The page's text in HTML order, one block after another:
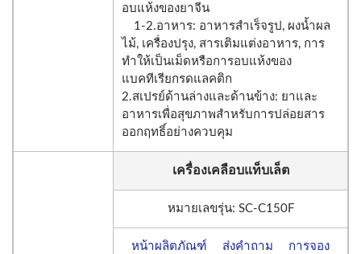
อบแห้งของยาจีน
1-2.อาหาร: อาหารสำเร็จรูป, ผงน้ำผล
ไม้, เครื่องปรุง, สารเติมแต่งอาหาร, การ
ทำให้เป็นเม็ดหรือการอบแห้งของ
แบคทีเรียกรดแลคติก
2.สเปรย์ด้านล่างและด้านข้าง: ยาและ
อาหารเพื่อสุขภาพสำหรับการปล่อยสาร
ออกฤทธิ์อย่างควบคุม
เครื่องเคลือบแท็บเล็ต
หมายเลขรุ่น: SC-C150F
หน้าผลิตภัณฑ์ ส่งคำถาม การจอง